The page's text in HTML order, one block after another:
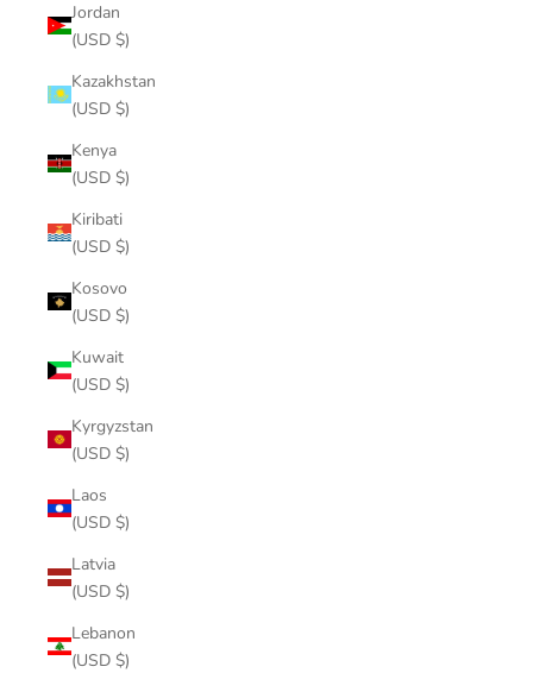
Jordan
(USD $)
Kazakhstan
(USD $)
Kenya
(USD $)
Kiribati
(USD $)
Kosovo
(USD $)
Kuwait
(USD $)
Kyrgyzstan
(USD $)
Laos
(USD $)
Latvia
(USD $)
Lebanon
(USD $)